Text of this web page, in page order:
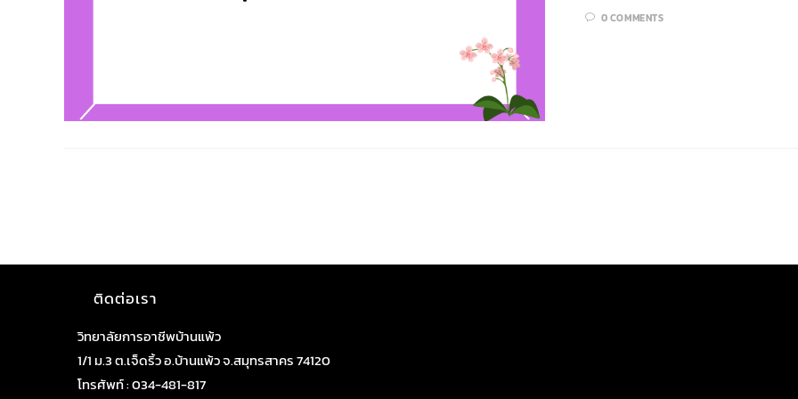
0 COMMENTS
ติดต่อเรา
วิทยาลัยการอาชีพบ้านแพ้ว
1/1 ม.3 ต.เจ็ดริ้ว อ.บ้านแพ้ว จ.สมุทรสาคร 74120
โทรศัพท์ : 034-481-817